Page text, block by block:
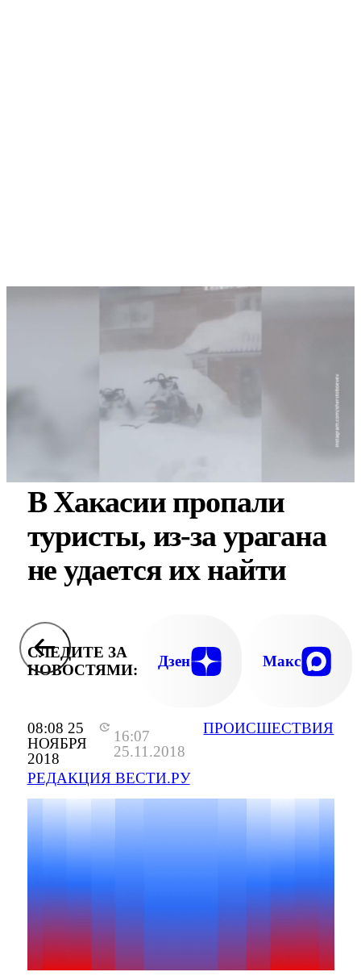
08:08 25
НОЯБРЯ
2018
16:07
25.11.2018
РЕДАКЦИЯ ВЕСТИ.РУ
ПРОИСШЕСТВИЯ
В Хакасии пропали
туристы, из-за урагана
не удается их найти
СЛЕДИТЕ ЗА
НОВОСТЯМИ:
Дзен Макс